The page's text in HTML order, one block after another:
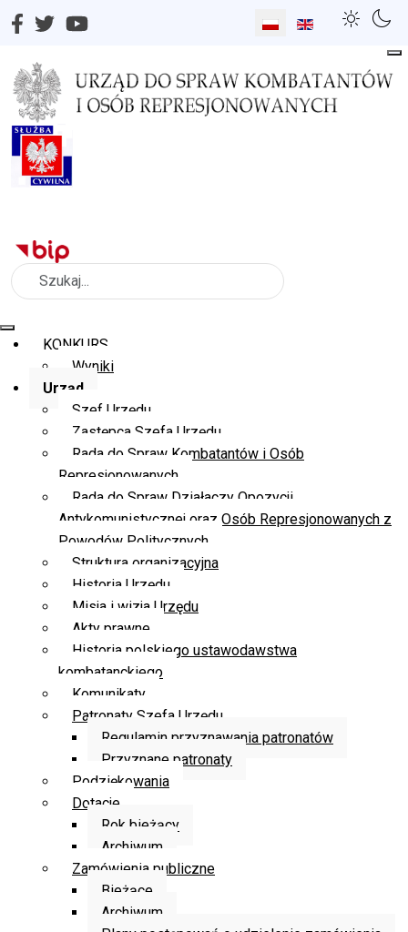
Wybierz swój język
Szukaj
KONKURS
Wyniki
Urząd
Szef Urzędu
Zastępca Szefa Urzędu
Rada do Spraw Kombatantów i Osób
Represjonowanych
Rada do Spraw Działaczy Opozycji
Antykomunistycznej oraz Osób Represjonowanych z
Powodów Politycznych
Struktura organizacyjna
Historia Urzędu
Misja i wizja Urzędu
Akty prawne
Historia polskiego ustawodawstwa
kombatanckiego
Komunikaty
Patronaty Szefa Urzędu
Regulamin przyznawania patronatów
Przyznane patronaty
Podziękowania
Dotacje
Rok bieżący
Archiwum
Zamówienia publiczne
Bieżące
Archiwum